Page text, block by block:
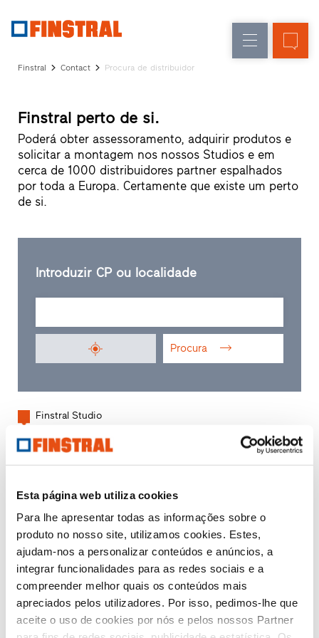
Esta página web utiliza cookies
Para lhe apresentar todas as informações sobre o
produto no nosso site, utilizamos cookies. Estes,
ajudam-nos a personalizar conteúdos e anúncios, a
integrar funcionalidades para as redes sociais e a
compreender melhor quais os conteúdos mais
apreciados pelos utilizadores. Por isso, pedimos-lhe que
aceite o uso de cookies por nós e pelos nossos Partner
entrada
Envidraçados
arquitetos
Programa
Finstral
Partner
Procura
de
Finstral Contact Procura de distribuidor
Finstral perto de si.
Poderá obter assessoramento, adquirir produtos e
solicitar a montagem nos nossos Studios e em
cerca de 1000 distribuidores partner espalhados
por toda a Europa. Certamente que existe um perto
de si.
Procura
Introduzir CP ou localidade
Finstral Studio
Finstral Partner Studio
Distribuidor partner